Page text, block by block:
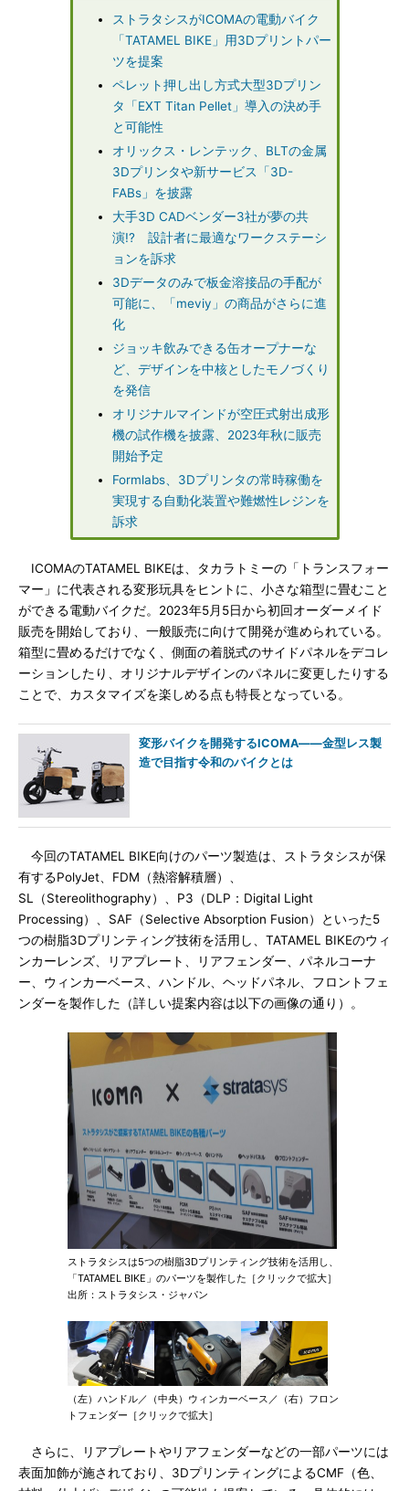
ストラタシスがICOMAの電動バイク
「TATAMEL BIKE」用3Dプリントパー
ツを提案
ペレット押し出し方式大型3Dプリン
タ「EXT Titan Pellet」導入の決め手
と可能性
オリックス・レンテック、BLTの金属
3Dプリンタや新サービス「3D-
FABs」を披露
大手3D CADベンダー3社が夢の共
演!? 設計者に最適なワークステーシ
ョンを訴求
3Dデータのみで板金溶接品の手配が
可能に、「meviy」の商品がさらに進
化
ジョッキ飲みできる缶オープナーな
ど、デザインを中核としたモノづくり
を発信
オリジナルマインドが空圧式射出成形
機の試作機を披露、2023年秋に販売
開始予定
Formlabs、3Dプリンタの常時稼働を
実現する自動化装置や難燃性レジンを
訴求
ICOMAのTATAMEL BIKEは、タカラトミーの「トランスフォー
マー」に代表される変形玩具をヒントに、小さな箱型に畳むこと
ができる電動バイクだ。2023年5月5日から初回オーダーメイド
販売を開始しており、一般販売に向けて開発が進められている。
箱型に畳めるだけでなく、側面の着脱式のサイドパネルをデコレ
ーションしたり、オリジナルデザインのパネルに変更したりする
ことで、カスタマイズを楽しめる点も特長となっている。
変形バイクを開発するICOMA――金型レス製
造で目指す令和のバイクとは
今回のTATAMEL BIKE向けのパーツ製造は、ストラタシスが保
有するPolyJet、FDM（熱溶解積層）、
SL（Stereolithography）、P3（DLP：Digital Light
Processing）、SAF（Selective Absorption Fusion）といった5
つの樹脂3Dプリンティング技術を活用し、TATAMEL BIKEのウィ
ンカーレンズ、リアプレート、リアフェンダー、パネルコーナ
ー、ウィンカーベース、ハンドル、ヘッドパネル、フロントフェ
ンダーを製作した（詳しい提案内容は以下の画像の通り）。
ストラタシスは5つの樹脂3Dプリンティング技術を活用し、
「TATAMEL BIKE」のパーツを製作した［クリックで拡大］
出所：ストラタシス・ジャパン
（左）ハンドル／（中央）ウィンカーベース／（右）フロン
トフェンダー［クリックで拡大］
さらに、リアプレートやリアフェンダーなどの一部パーツには
表面加飾が施されており、3DプリンティングによるCMF（色、